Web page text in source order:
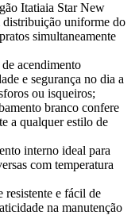
Itatiaia Star New
distribuição uniforme do
simultaneamente
de acendimento
e segurança no dia a
ou isqueiros;
branco confere
a qualquer estilo de
interno ideal para
com temperatura
resistente e fácil de
na manutenção